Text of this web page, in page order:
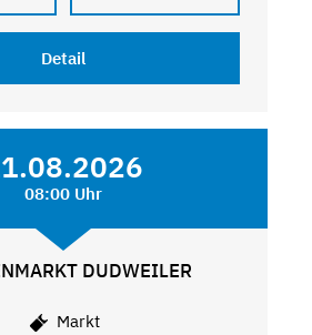
Detail
08:00 Uhr
DUDWEILER
Markt